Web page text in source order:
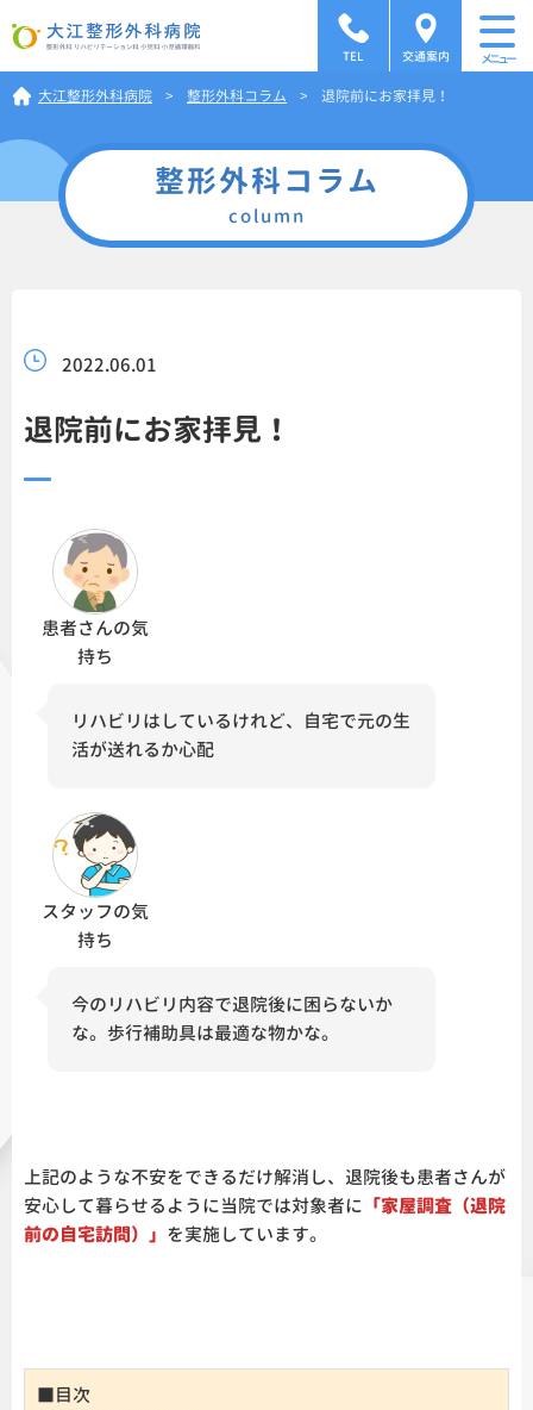
TEL 交通案内 メニュー
大江整形外科病院 > 整形外科コラム > 退院前にお家拝見！
整形外科コラム
column
2022.06.01
退院前にお家拝見！
患者さんの気
持ち
リハビリはしているけれど、自宅で元の生
活が送れるか心配
スタッフの気
持ち
今のリハビリ内容で退院後に困らないか
な。歩行補助具は最適な物かな。
上記のような不安をできるだけ解消し、退院後も患者さんが
安心して暮らせるように当院では対象者に 「家屋調査（退院
前の自宅訪問）」 を実施しています。
■目次